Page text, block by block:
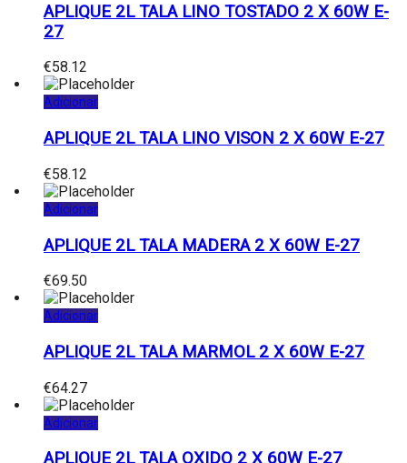
APLIQUE 2L TALA LINO TOSTADO 2 X 60W E-
27
€58.12
Adicionar
APLIQUE 2L TALA LINO VISON 2 X 60W E-27
€58.12
Adicionar
APLIQUE 2L TALA MADERA 2 X 60W E-27
€69.50
Adicionar
APLIQUE 2L TALA MARMOL 2 X 60W E-27
€64.27
Adicionar
APLIQUE 2L TALA OXIDO 2 X 60W E-27